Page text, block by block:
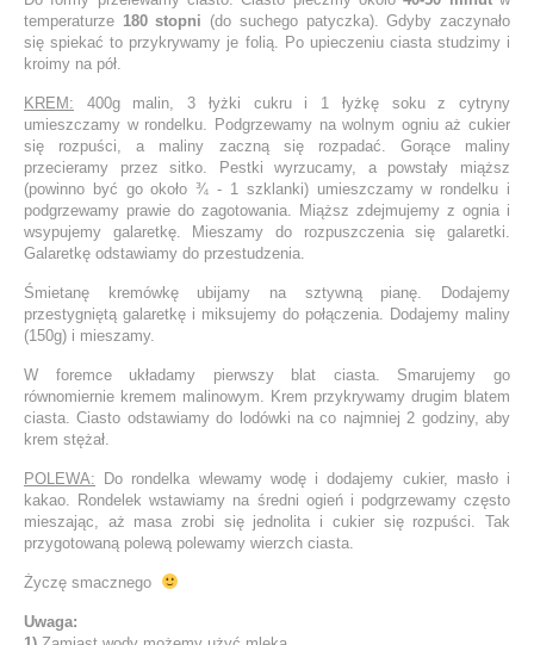
temperaturze 180 stopni (do suchego patyczka). Gdyby zaczynało
się spiekać to przykrywamy je folią. Po upieczeniu ciasta studzimy i
kroimy na pół.
KREM: 400g malin, 3 łyżki cukru i 1 łyżkę soku z cytryny
umieszczamy w rondelku. Podgrzewamy na wolnym ogniu aż cukier
się rozpuści, a maliny zaczną się rozpadać. Gorące maliny
przecieramy przez sitko. Pestki wyrzucamy, a powstały miąższ
(powinno być go około ¾ - 1 szklanki) umieszczamy w rondelku i
podgrzewamy prawie do zagotowania. Miąższ zdejmujemy z ognia i
wsypujemy galaretkę. Mieszamy do rozpuszczenia się galaretki.
Galaretkę odstawiamy do przestudzenia.
Śmietanę kremówkę ubijamy na sztywną pianę. Dodajemy
przestygniętą galaretkę i miksujemy do połączenia. Dodajemy maliny
(150g) i mieszamy.
W foremce układamy pierwszy blat ciasta. Smarujemy go
równomiernie kremem malinowym. Krem przykrywamy drugim blatem
ciasta. Ciasto odstawiamy do lodówki na co najmniej 2 godziny, aby
krem stężał.
POLEWA: Do rondelka wlewamy wodę i dodajemy cukier, masło i
kakao. Rondelek wstawiamy na średni ogień i podgrzewamy często
mieszając, aż masa zrobi się jednolita i cukier się rozpuści. Tak
przygotowaną polewą polewamy wierzch ciasta.
Życzę smacznego
Uwaga: